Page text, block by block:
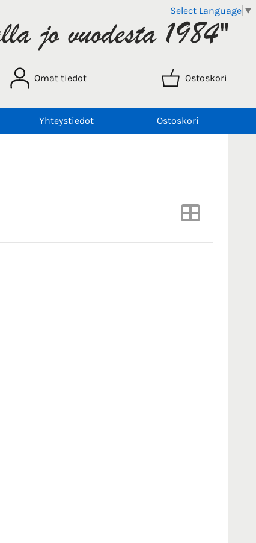
Select Language ▼
Omat tiedot Ostoskori
Yhteystiedot Ostoskori